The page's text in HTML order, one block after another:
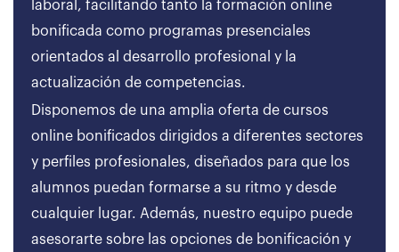
laboral, facilitando tanto la formación online
bonificada como programas presenciales
orientados al desarrollo profesional y la
actualización de competencias.
Disponemos de una amplia oferta de cursos
online bonificados dirigidos a diferentes sectores
y perfiles profesionales, diseñados para que los
alumnos puedan formarse a su ritmo y desde
cualquier lugar. Además, nuestro equipo puede
asesorarte sobre las opciones de bonificación y